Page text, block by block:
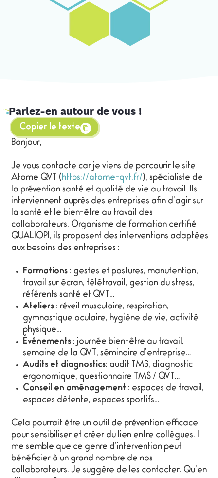
Parlez-en autour de vous !
Copier le texte
Bonjour,
Je vous contacte car je viens de parcourir le site
Atome QVT (https://atome-qvt.fr/), spécialiste de
la prévention santé et qualité de vie au travail. Ils
interviennent auprès des entreprises afin d’agir sur
la santé et le bien-être au travail des
collaborateurs. Organisme de formation certifié
QUALIOPI, ils proposent des interventions adaptées
aux besoins des entreprises :
Formations : gestes et postures, manutention,
travail sur écran, télétravail, gestion du stress,
référents santé et QVT…
Ateliers : réveil musculaire, respiration,
gymnastique oculaire, hygiène de vie, activité
physique…
Événements : journée bien-être au travail,
semaine de la QVT, séminaire d’entreprise…
Audits et diagnostics: audit TMS, diagnostic
ergonomique, questionnaire TMS / QVT…
Conseil en aménagement : espaces de travail,
espaces détente, espaces sportifs…
Cela pourrait être un outil de prévention efficace
pour sensibiliser et créer du lien entre collègues. Il
me semble que ce genre d’intervention peut
bénéficier à un grand nombre de nos
collaborateurs. Je suggère de les contacter. Qu’en